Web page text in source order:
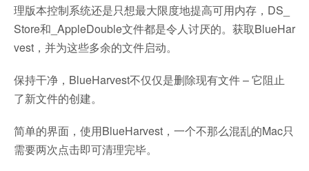
理版本控制系统还是只想最大限度地提高可用内存，DS_
Store和_AppleDouble文件都是令人讨厌的。获取BlueHar
vest，并为这些多余的文件启动。
保持干净，BlueHarvest不仅仅是删除现有文件 – 它阻止
了新文件的创建。
简单的界面，使用BlueHarvest，一个不那么混乱的Mac只
需要两次点击即可清理完毕。